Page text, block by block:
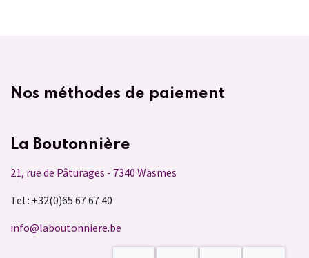
Nos méthodes de paiement
La Boutonnière
21, rue de Pâturages - 7340 Wasmes
Tel : +32(0)65 67 67 40
info@laboutonniere.be